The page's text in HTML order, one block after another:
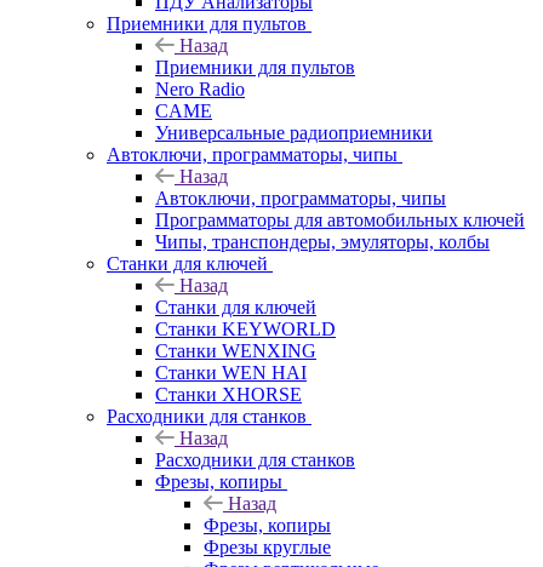
Приемники для пультов
Назад
Приемники для пультов
Nero Radio
CAME
Универсальные радиоприемники
Автоключи, программаторы, чипы
Назад
Автоключи, программаторы, чипы
Программаторы для автомобильных ключей
Чипы, транспондеры, эмуляторы, колбы
Станки для ключей
Назад
Станки для ключей
Станки KEYWORLD
Станки WENXING
Станки WEN HAI
Станки XHORSE
Расходники для станков
Назад
Расходники для станков
Фрезы, копиры
Назад
Фрезы, копиры
Фрезы круглые